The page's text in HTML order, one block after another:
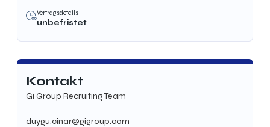
Vertragsdetails
unbefristet
Kontakt
Gi Group Recruiting Team
duygu.cinar@gigroup.com